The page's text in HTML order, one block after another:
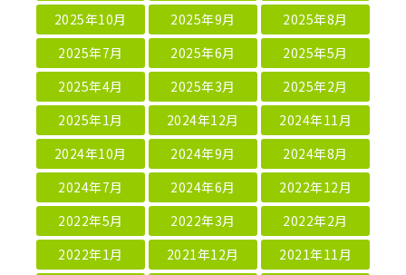
2025年10月
2025年9月
2025年8月
2025年7月
2025年6月
2025年5月
2025年4月
2025年3月
2025年2月
2025年1月
2024年12月
2024年11月
2024年10月
2024年9月
2024年8月
2024年7月
2024年6月
2022年12月
2022年5月
2022年3月
2022年2月
2022年1月
2021年12月
2021年11月